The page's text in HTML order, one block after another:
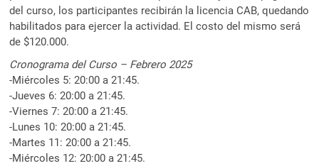
del curso, los participantes recibirán la licencia CAB, quedando
habilitados para ejercer la actividad. El costo del mismo será
de $120.000.
Cronograma del Curso – Febrero 2025
-Miércoles 5: 20:00 a 21:45.
-Jueves 6: 20:00 a 21:45.
-Viernes 7: 20:00 a 21:45.
-Lunes 10: 20:00 a 21:45.
-Martes 11: 20:00 a 21:45.
-Miércoles 12: 20:00 a 21:45.